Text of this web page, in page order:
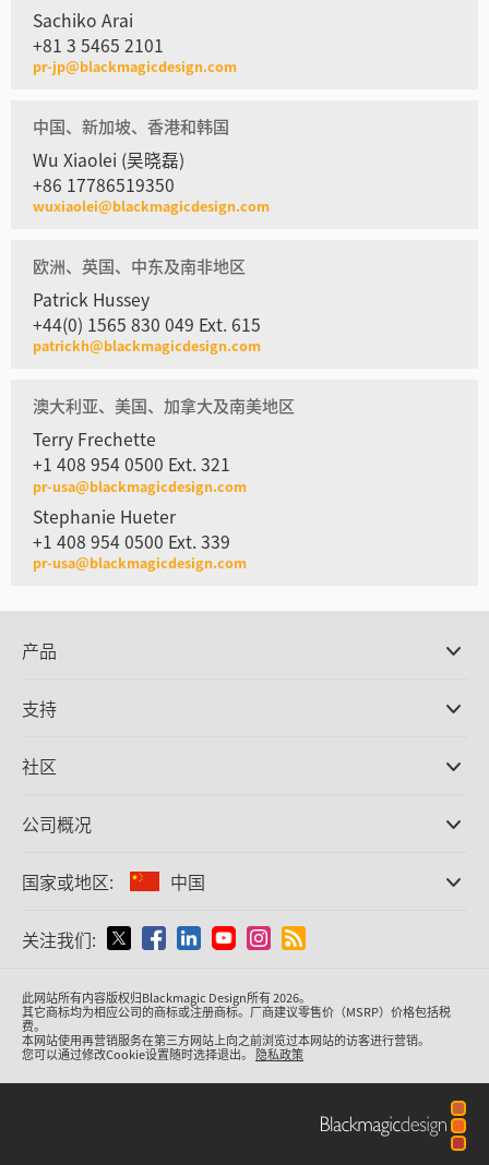
Sachiko Arai
+81 3 5465 2101
pr-jp@blackmagicdesign.com
中国、新加坡、香港和韩国
Wu Xiaolei (吴晓磊)
+86 17786519350
wuxiaolei@blackmagicdesign.com
欧洲、英国、中东及南非地区
Patrick Hussey
+44(0) 1565 830 049 Ext. 615
patrickh@blackmagicdesign.com
澳大利亚、美国、加拿大及南美地区
Terry Frechette
+1 408 954 0500 Ext. 321
pr-usa@blackmagicdesign.com
Stephanie Hueter
+1 408 954 0500 Ext. 339
pr-usa@blackmagicdesign.com
产品
DaVinci Resolve和Fusion软件
Ultimatte
采集和输出
格式转换
监看
网络存储
信号分配
流媒体直播及编码
支持
支持中心
社区
公司概况
关于我们
媒体
国家或地区: 中国
请选择国家或地区
Australia
Austria
关注我们:
此网站所有内容版权归Blackmagic Design所有 2026。
其它商标均为相应公司的商标或注册商标。厂商建议零售价（MSRP）价格包括税
费。
本网站使用再营销服务在第三方网站上向之前浏览过本网站的访客进行营销。
您可以通过修改Cookie设置随时选择退出。 隐私政策